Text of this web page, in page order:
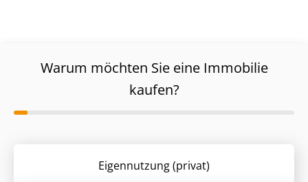
Warum möchten Sie eine Immobilie
kaufen?
Eigennutzung (privat)